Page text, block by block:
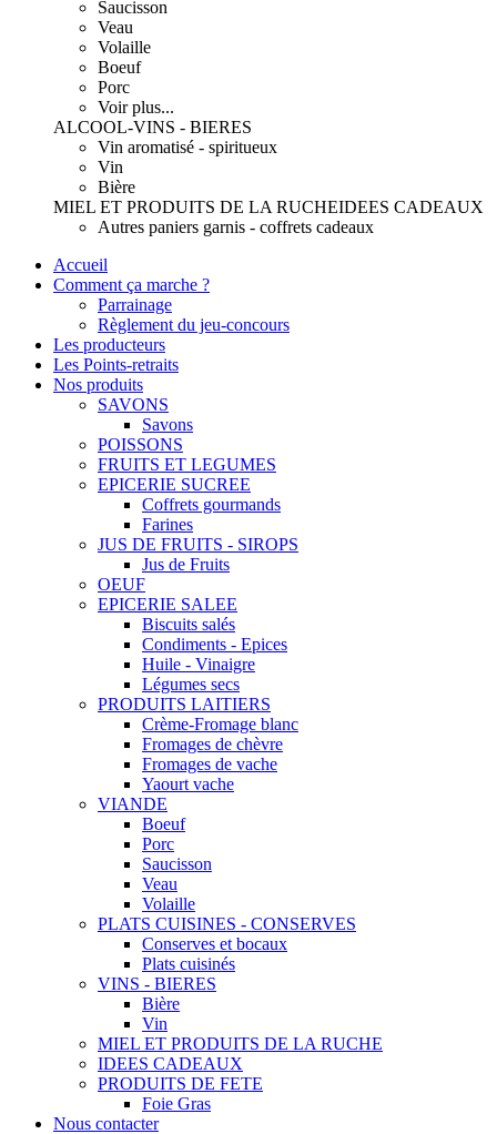
Saucisson
Veau
Volaille
Boeuf
Porc
Voir plus...
ALCOOL-VINS - BIERES
Vin aromatisé - spiritueux
Vin
Bière
MIEL ET PRODUITS DE LA RUCHEIDEES CADEAUX
Autres paniers garnis - coffrets cadeaux
Accueil
Comment ça marche ?
Parrainage
Règlement du jeu-concours
Les producteurs
Les Points-retraits
Nos produits
SAVONS
Savons
POISSONS
FRUITS ET LEGUMES
EPICERIE SUCREE
Coffrets gourmands
Farines
JUS DE FRUITS - SIROPS
Jus de Fruits
OEUF
EPICERIE SALEE
Biscuits salés
Condiments - Epices
Huile - Vinaigre
Légumes secs
PRODUITS LAITIERS
Crème-Fromage blanc
Fromages de chèvre
Fromages de vache
Yaourt vache
VIANDE
Boeuf
Porc
Saucisson
Veau
Volaille
PLATS CUISINES - CONSERVES
Conserves et bocaux
Plats cuisinés
VINS - BIERES
Bière
Vin
MIEL ET PRODUITS DE LA RUCHE
IDEES CADEAUX
PRODUITS DE FETE
Foie Gras
Nous contacter